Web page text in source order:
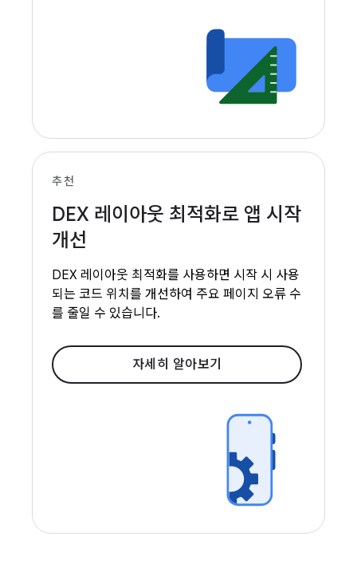
추천
DEX 레이아웃 최적화로 앱 시작
개선
DEX 레이아웃 최적화를 사용하면 시작 시 사용
되는 코드 위치를 개선하여 주요 페이지 오류 수
를 줄일 수 있습니다.
자세히 알아보기